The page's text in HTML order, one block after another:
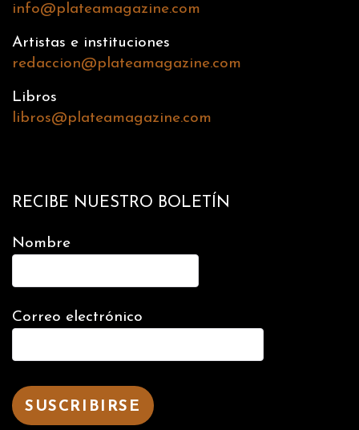
info@plateamagazine.com
Artistas e instituciones
redaccion@plateamagazine.com
Libros
libros@plateamagazine.com
RECIBE NUESTRO BOLETÍN
Nombre
Correo electrónico